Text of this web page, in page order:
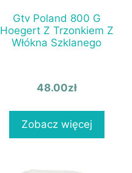
Gtv Poland 800 G
Hoegert Z Trzonkiem Z
Włókna Szklanego
48.00zł
Zobacz więcej